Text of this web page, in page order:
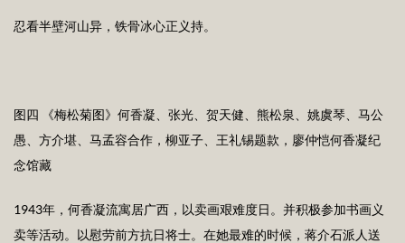
忍看半壁河山异，铁骨冰心正义持。
图四 《梅松菊图》何香凝、张光、贺天健、熊松泉、姚虞琴、马公
愚、方介堪、马孟容合作，柳亚子、王礼锡题款，廖仲恺何香凝纪
念馆藏
1943年，何香凝流寓居广西，以卖画艰难度日。并积极参加书画义
卖等活动。以慰劳前方抗日将士。在她最难的时候，蒋介石派人送